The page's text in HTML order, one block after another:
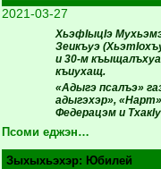
2021-03-27
ХьэфIыцIэ
Зеикъуэ
и 30-м
къиухащ.
«Адыгэ псалъэ»
адыгэхэр»,
Федерацэм и
Псоми еджэн…
Зыхыхьэхэр: Юбилей